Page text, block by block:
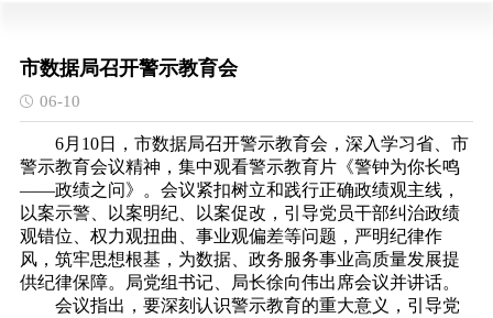
市数据局召开警示教育会
06-10
6月10日，市数据局召开警示教育会，深入学习省、市
警示教育会议精神，集中观看警示教育片《警钟为你长鸣
——政绩之问》。会议紧扣树立和践行正确政绩观主线，
以案示警、以案明纪、以案促改，引导党员干部纠治政绩
观错位、权力观扭曲、事业观偏差等问题，严明纪律作
风，筑牢思想根基，为数据、政务服务事业高质量发展提
供纪律保障。局党组书记、局长徐向伟出席会议并讲话。
会议指出，要深刻认识警示教育的重大意义，引导党